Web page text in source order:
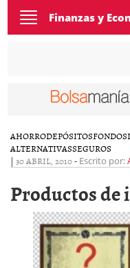
Toggle
navigation
Finanzas y
AHORRODEPÓSITOSFONDOS
ALTERNATIVASSEGUROS
| 30 ABRIL, 2010- Escrito por:
Productos